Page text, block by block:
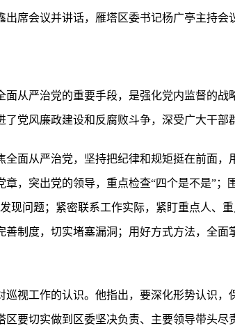
席会议并讲话，雁塔区委书记杨广亭主持会
从严治党的重要手段，是强化党内监督的战
党风廉政建设和反腐败斗争，深受广大干部
面从严治党，坚持把纪律和规矩挺在前面，
，突出党的领导，重点检查“四个是不是”；
现问题；紧密联系工作实际，紧盯重点人、
制度，切实堵塞漏洞；用好方式方法，全面
视工作的认识。他指出，要深化形势认识，
要切实做到区委坚决负责、主要领导带头尽